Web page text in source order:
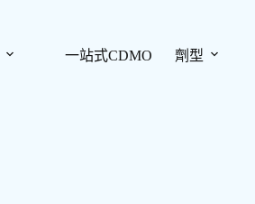
一站式CDMO 劑型